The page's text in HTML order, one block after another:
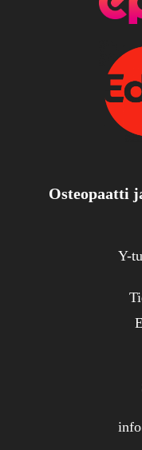
Osteopaatti
Y-